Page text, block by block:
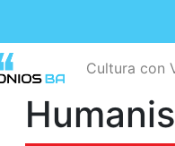
Cultura con